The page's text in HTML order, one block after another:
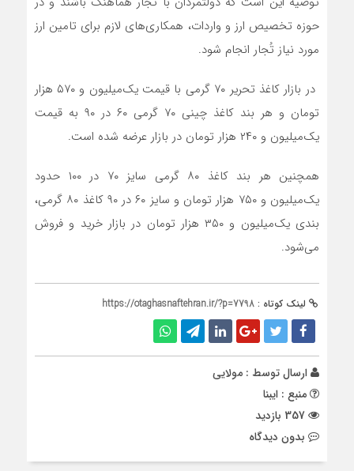
حوزه تخصیص ارز و واردات، همکاری‌های لازم برای تامین ارز
مورد نیاز تُجار انجام شود.
در بازار کاغذ تحریر ۷۰ گرمی با قیمت یک‌میلیون و ۵۷۰ هزار
تومان و هر بند کاغذ چینی ۷۰ گرمی ۶۰ در ۹۰ به قیمت
یک‌میلیون و ۲۴۰ هزار تومان در بازار عرضه شده است.
همچنین هر بند کاغذ ۸۰ گرمی سایز ۷۰ در ۱۰۰ حدود
یک‌میلیون و ۷۵۰ هزار تومان و سایز ۶۰ در ۹۰ کاغذ ۸۰ گرمی،
بندی یک‌میلیون و ۳۵۰ هزار تومان در بازار خرید و فروش
می‌شود.
لینک کوتاه : https://otaghasnaftehran.ir/?p=7798
ارسال توسط : مولایی
منبع : ایبنا
بدون دیدگاه